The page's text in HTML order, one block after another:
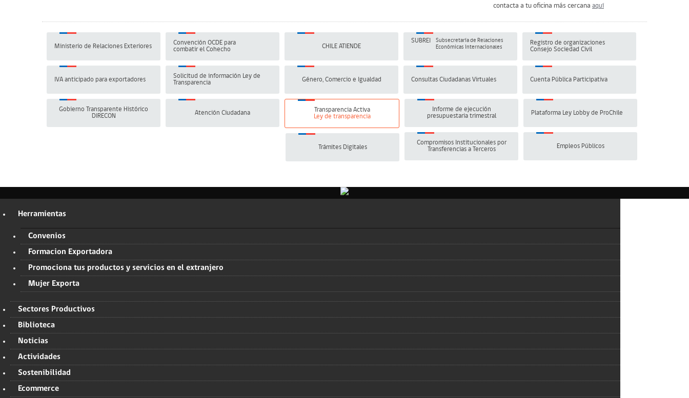
contacta a tu oficina más cercana aquí
Ministerio de Relaciones Exteriores
Convención OCDE para
combatir el Cohecho
CHILE ATIENDE
SUBREI
Subsecretaría de Relaciones
Económicas Internacionales
Registro de organizaciones
Consejo Sociedad Civil
IVA anticipado para exportadores
Solicitud de información Ley de
Transparencia
Género, Comercio e Igualdad Consultas Ciudadanas Virtuales Cuenta Pública Participativa
Gobierno Transparente Histórico
DIRECON
Atención Ciudadana
Transparencia Activa
Ley de transparencia
Informe de ejecución
presupuestaria trimestral
Plataforma Ley Lobby de ProChile
Empleos Públicos
Compromisos Institucionales por
Transferencias a Terceros
Trámites Digitales
Herramientas
Convenios
Formacion Exportadora
Promociona tus productos y servicios en el extranjero
Mujer Exporta
Sectores Productivos
Biblioteca
Noticias
Actividades
Sostenibilidad
Ecommerce